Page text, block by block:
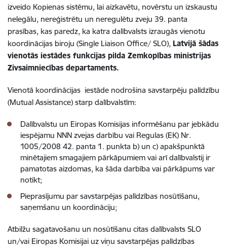
izveido Kopienas sistēmu, lai aizkavētu, novērstu un izskaustu
nelegālu, nereģistrētu un neregulētu zveju 39. panta
prasības, kas paredz, ka katra dalībvalsts izraugās vienotu
koordinācijas biroju (Single Liaison Office/ SLO), Latvijā šādas
vienotās iestādes funkcijas pilda Zemkopības ministrijas
Zivsaimniecības departaments.
Vienotā koordinācijas iestāde nodrošina savstarpēju palīdzību
(Mutual Assistance) starp dalībvalstīm:
Dalībvalstu un Eiropas Komisijas informēšanu par jebkādu
iespējamu NNN zvejas darbību vai Regulas (EK) Nr.
1005/2008 42. panta 1. punkta b) un c) apakšpunktā
minētajiem smagajiem pārkāpumiem vai arī dalībvalstij ir
pamatotas aizdomas, ka šāda darbība vai pārkāpums var
notikt;
Pieprasījumu par savstarpējas palīdzības nosūtīšanu,
saņemšanu un koordināciju;
Atbilžu sagatavošanu un nosūtīšanu citas dalībvalsts SLO
un/vai Eiropas Komisijai uz viņu savstarpējas palīdzības